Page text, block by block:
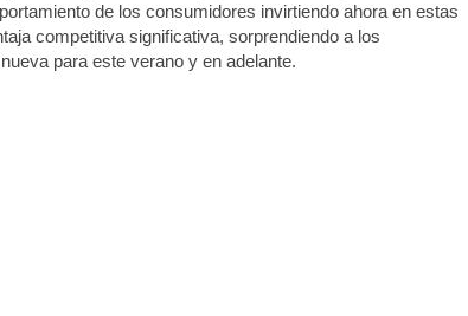
de los consumidores invirtiendo ahora en estas
competitiva significativa, sorprendiendo a los
para este verano y en adelante.